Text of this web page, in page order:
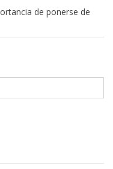
de ponerse de